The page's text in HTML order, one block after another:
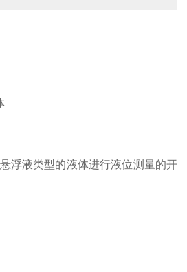
浮液类型的液体进行液位测量的开